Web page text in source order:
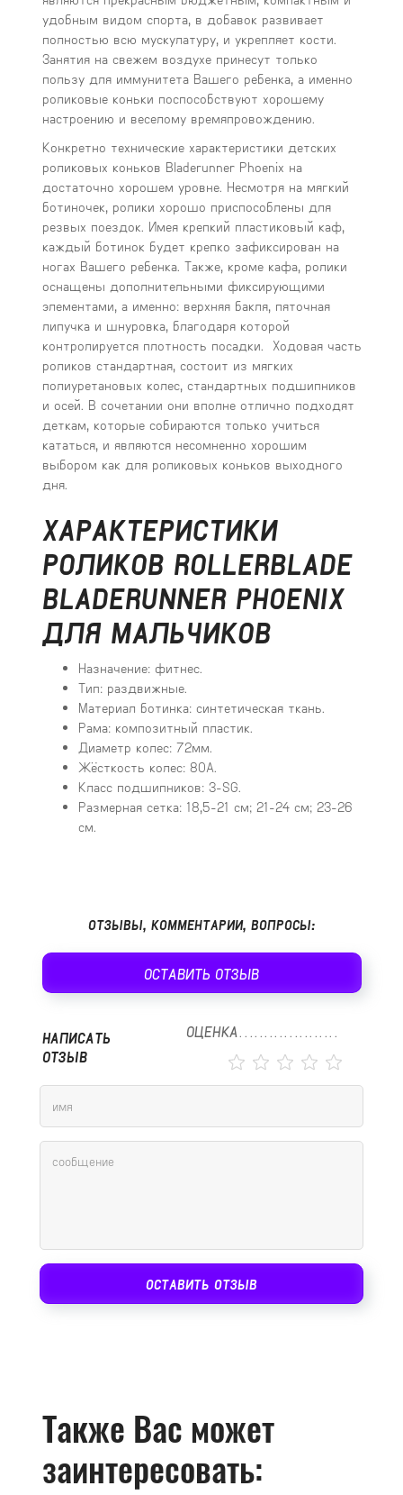
удобным видом спорта, в добавок развивает
полностью всю мускулатуру, и укрепляет кости.
Занятия на свежем воздухе принесут только
пользу для иммунитета Вашего ребенка, а именно
роликовые коньки поспособствуют хорошему
настроению и веселому времяпровождению.
Конкретно технические характеристики детских
роликовых коньков Bladerunner Phoenix на
достаточно хорошем уровне. Несмотря на мягкий
ботиночек, ролики хорошо приспособлены для
резвых поездок. Имея крепкий пластиковый каф,
каждый ботинок будет крепко зафиксирован на
ногах Вашего ребенка. Также, кроме кафа, ролики
оснащены дополнительными фиксирующими
элементами, а именно: верхняя бакля, пяточная
липучка и шнуровка, благодаря которой
контролируется плотность посадки. Ходовая часть
роликов стандартная, состоит из мягких
полиуретановых колес, стандартных подшипников
и осей. В сочетании они вполне отлично подходят
деткам, которые собираются только учиться
кататься, и являются несомненно хорошим
выбором как для роликовых коньков выходного
дня.
ХАРАКТЕРИСТИКИ
РОЛИКОВ ROLLERBLADE
BLADERUNNER PHOENIX
ДЛЯ МАЛЬЧИКОВ
Назначение: фитнес.
Тип: раздвижные.
Материал ботинка: синтетическая ткань.
Рама: композитный пластик.
Диаметр колес: 72мм.
Жёсткость колес: 80А.
Класс подшипников: 3-SG.
Размерная сетка: 18,5-21 см; 21-24 см; 23-26
см.
ОТЗЫВЫ, КОММЕНТАРИИ, ВОПРОСЫ:
ОСТАВИТЬ ОТЗЫВ
НАПИСАТЬ
ОТЗЫВ
ОЦЕНКА
ОСТАВИТЬ ОТЗЫВ
Также Вас может
заинтересовать: